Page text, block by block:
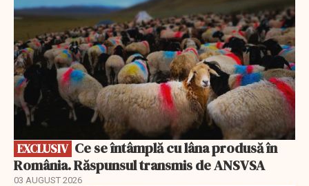
EXCLUSIV
România. Răspunsul transmis de ANSVSA
03 AUGUST 2026